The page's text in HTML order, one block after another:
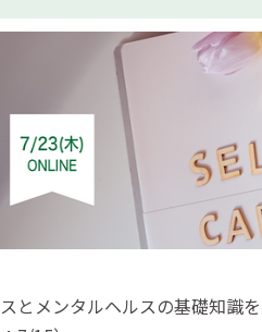
とメンタルヘルスの基礎知識